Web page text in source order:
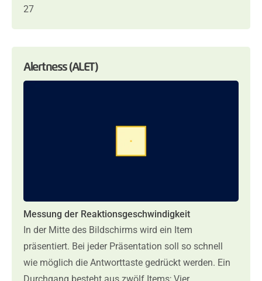
27
Alertness (ALET)
Messung der Reaktionsgeschwindigkeit
In der Mitte des Bildschirms wird ein Item
präsentiert. Bei jeder Präsentation soll so schnell
wie möglich die Antworttaste gedrückt werden. Ein
Durchgang besteht aus zwölf Items; Vier